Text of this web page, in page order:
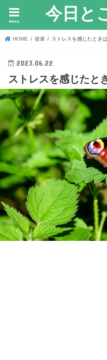
今日と
menu
HOME 健康 ストレスを感じたとき
2023.06.22
ストレスを感じたと